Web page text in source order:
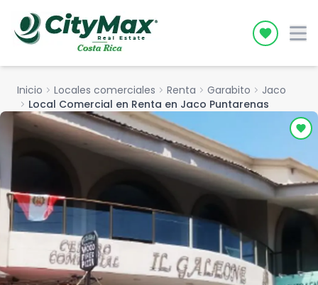
Icon
Inicio chevron_right Locales comerciales chevron_right Renta chevron_right Garabito chevron_right Jaco
chevron_right Local Comercial en Renta en Jaco Puntarenas